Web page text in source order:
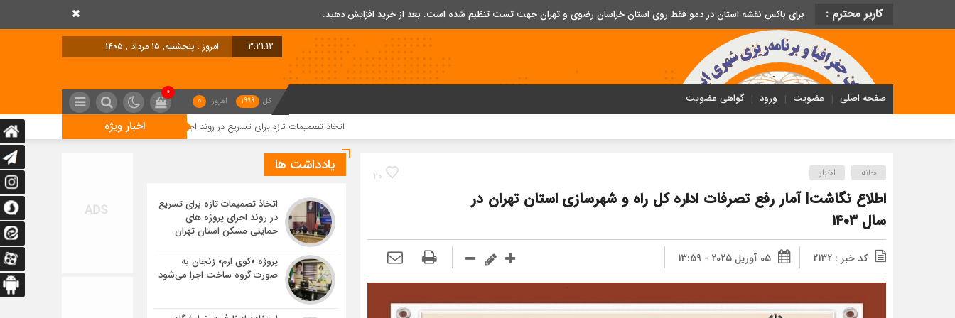
کاربر محترم : برای باکس نقشه استان در دمو فقط روی استان خراسان رضوی و تهران جهت تست تنظیم شده است. بعد از خرید افزایش دهید.
3:21:13 امروز : پنجشنبه, ۱۵ مرداد , ۱۴۰۵
صفحه اصلی عضویت ورود گواهی عضویت کل 1999 امروز 0
0
اخبار ویژه
اتخاذ تصمیمات تازه برای تسریع در روند اجرای پروژه های حمایتی مسکن استان تهران پروژه
20 خانه اخبار
اطلاع نگاشت| آمار رفع تصرفات اداره کل راه و شهرسازی استان تهران در
سال ۱۴۰۳
کد خبر : 2132 05 آوریل 2025 - 13:59
یادداشت ها
اتخاذ تصمیمات تازه برای تسریع
در روند اجرای پروژه های
حمایتی مسکن استان تهران
پروژه «کوی ارم» زنجان به
صورت گروه ساخت اجرا می‌شود